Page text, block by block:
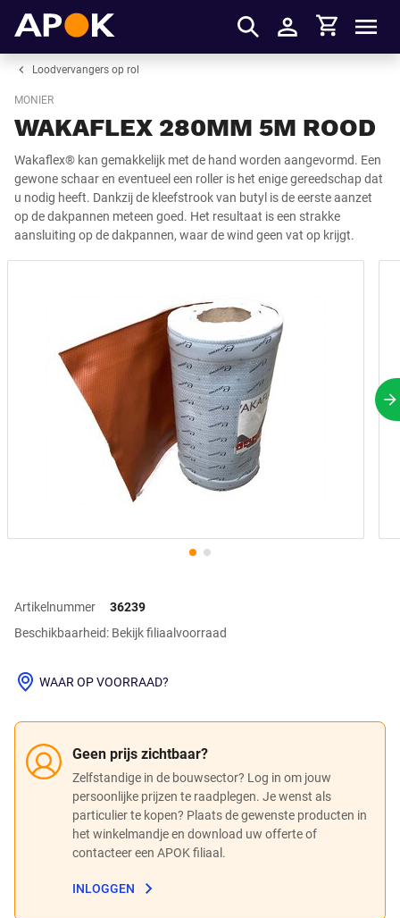
Inloggen
Winkelmandje
Loodvervangers op rol
MONIER
WAKAFLEX 280MM 5M ROOD
Wakaflex® kan gemakkelijk met de hand worden aangevormd. Een
gewone schaar en eventueel een roller is het enige gereedschap dat
u nodig heeft. Dankzij de kleefstrook van butyl is de eerste aanzet
op de dakpannen meteen goed. Het resultaat is een strakke
aansluiting op de dakpannen, waar de wind geen vat op krijgt.
Artikelnummer
36239
Beschikbaarheid: Bekijk filiaalvoorraad
Geen prijs zichtbaar?
Zelfstandige in de bouwsector? Log in om jouw
persoonlijke prijzen te raadplegen. Je wenst als
particulier te kopen? Plaats de gewenste producten in
het winkelmandje en download uw offerte of
contacteer een APOK filiaal.
INLOGGEN
WAAR OP VOORRAAD?